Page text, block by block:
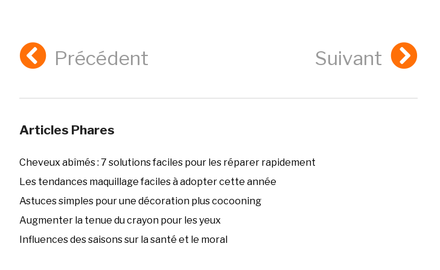
Précédent Suivant
Articles Phares
Cheveux abîmés : 7 solutions faciles pour les réparer rapidement
Les tendances maquillage faciles à adopter cette année
Astuces simples pour une décoration plus cocooning
Augmenter la tenue du crayon pour les yeux
Influences des saisons sur la santé et le moral